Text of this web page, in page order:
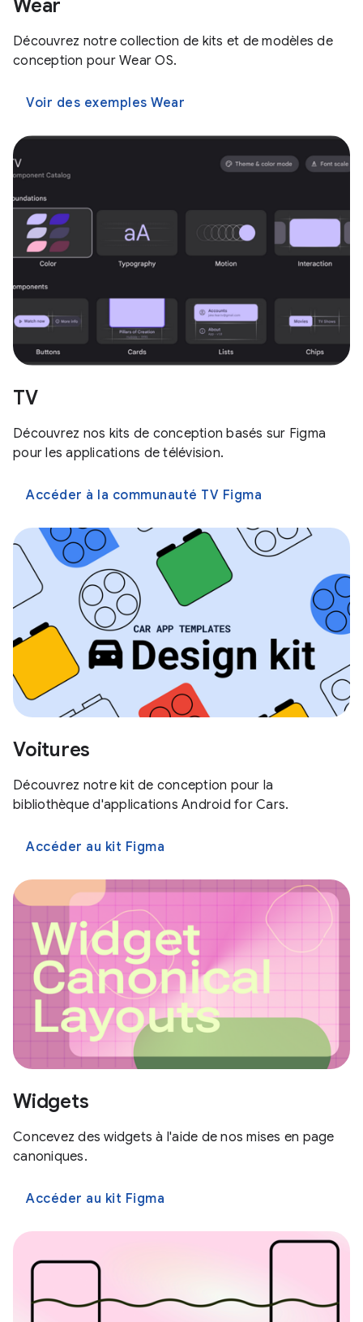
Wear
Découvrez notre collection de kits et de modèles de
conception pour Wear OS.
Voir des exemples Wear
TV
Découvrez nos kits de conception basés sur Figma
pour les applications de télévision.
Accéder à la communauté TV Figma
Voitures
Découvrez notre kit de conception pour la
bibliothèque d'applications Android for Cars.
Accéder au kit Figma
Widgets
Concevez des widgets à l'aide de nos mises en page
canoniques.
Accéder au kit Figma